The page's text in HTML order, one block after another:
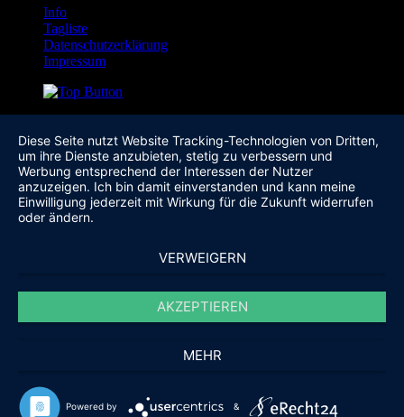
Info
Tagliste
Datenschutzerklärung
Impressum
Diese Seite nutzt Website Tracking-Technologien von Dritten,
um ihre Dienste anzubieten, stetig zu verbessern und
Werbung entsprechend der Interessen der Nutzer
anzuzeigen. Ich bin damit einverstanden und kann meine
Einwilligung jederzeit mit Wirkung für die Zukunft widerrufen
oder ändern.
VERWEIGERN
AKZEPTIEREN
MEHR
Powered by &